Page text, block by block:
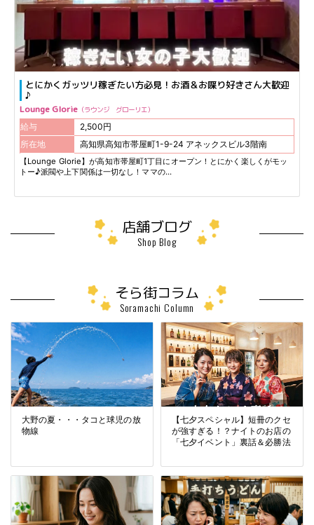
とにかくガッツリ稼ぎたい方必見！お酒＆お喋り好きさん大歓迎
♪
Lounge Glorie ラウンジ グローリエ
給与
2,500円
所在地
高知県高知市帯屋町1-9-24 アネックスビル3階南
【Lounge Glorie】が高知市帯屋町1丁目にオープン！とにかく楽しくがモッ
トー♪派閥や上下関係は一切なし！ママの...
店舗ブログ
Shop Blog
そら街コラム
Soramachi Column
スペシャル】短冊のクセ
ぎる！？ナイトのお店の
「子にまさる宝なし」というけ
れど…夜職との両立は大変なの
冬の大野